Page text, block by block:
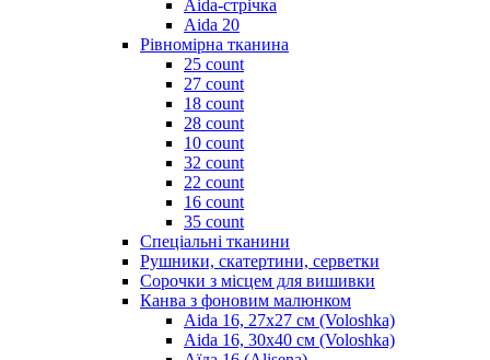
Aida-стрічка
Aida 20
Рівномірна тканина
25 count
27 count
18 count
28 count
10 count
32 count
22 count
16 count
35 count
Спеціальні тканини
Рушники, скатертини, серветки
Сорочки з місцем для вишивки
Канва з фоновим малюнком
Aida 16, 27х27 см (Voloshka)
Aida 16, 30х40 см (Voloshka)